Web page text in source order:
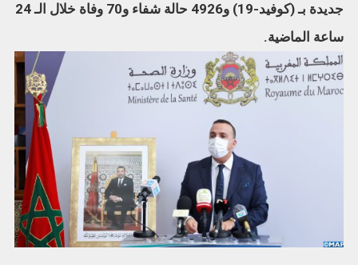
جديدة بـ (كوفيد-19) و4926 حالة شفاء و70 وفاة خلال الـ 24
ساعة الماضية.